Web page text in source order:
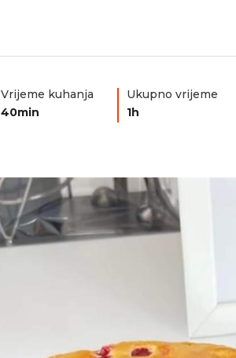
Vrijeme kuhanja
40min
Ukupno vrijeme
1h